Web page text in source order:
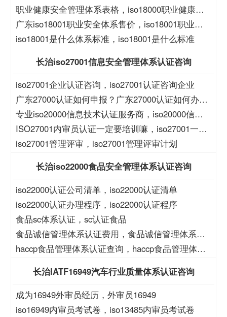
职业健康安全管理体系表格，iso18000职业健康安
全管理体系表格
广东iso18001职业安全体系售价，iso18001职业安
全体系售价
iso18001是什么体系标准，iso18001是什么标准
长治iso27001信息安全管理体系认证咨询
iso27001企业认证咨询，iso27001认证咨询企业
广东27000认证如何申报？广东27000认证如何办
理？
专业iso20000信息技术认证服务商，iso20000信息
技术认证服务商
ISO27001内审员认证一定要培训嘛，iso27001一定
要培训么？
iso27001管理评审，iso27001管理评审计划
长治iso22000食品安全管理体系认证咨询
iso22000认证公司清单，iso22000认证清单
iso22000认证办理程序，iso22000认证程序
食品sc体系认证，sc认证食品
食品诚信管理体系认证费用，食品诚信管理体系认
证大概费用
haccp食品管理体系认证查询，haccp食品管理体系
长治IATF16949汽车行业质量体系认证咨询
成为16949外审员经历，外审员16949
iso16949内审员考试卷，iso13485内审员考试卷